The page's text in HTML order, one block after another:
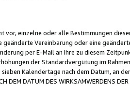
vor, einzelne oder alle Bestimmungen
geänderte Vereinbarung oder eine
per E-Mail an Ihre zu diesem
der Standardvergütung im
Kalendertage nach dem Datum, an
DEM DATUM DES WIRKSAMWERDENS